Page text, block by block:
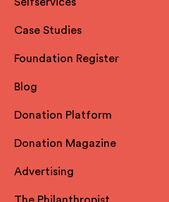
Case Studies
Foundation Register
Blog
Donation Platform
Donation Magazine
Advertising